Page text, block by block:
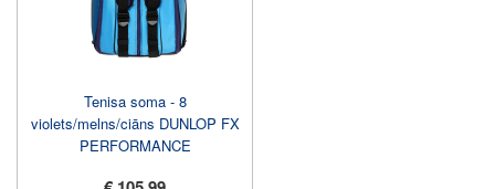
Tenisa soma - 8
violets/melns/ciāns DUNLOP FX
PERFORMANCE